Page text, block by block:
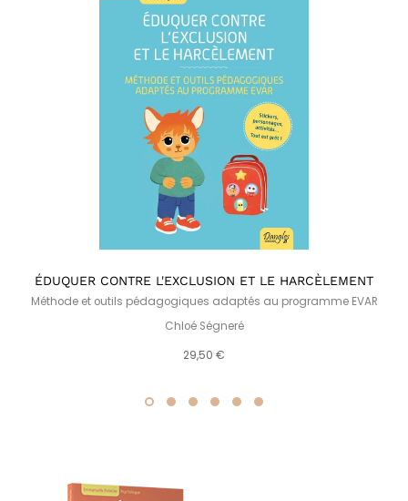
ÉDUQUER CONTRE L'EXCLUSION ET LE HARCÈLEMENT
Méthode et outils pédagogiques adaptés au programme EVAR
Chloé Ségneré
29,50 €